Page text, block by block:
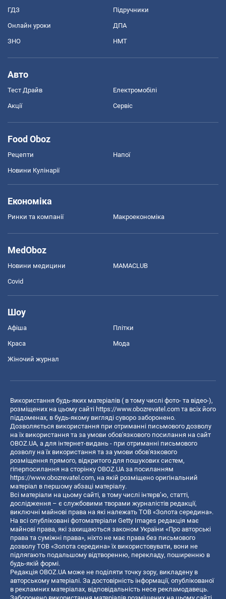
ГДЗ Підручники
Онлайн уроки ДПА
ЗНО НМТ
Авто
Тест Драйв Електромобілі
Акції Сервіс
Food Oboz
Рецепти Напої
Новини Кулінарії
Економіка
Ринки та компанії Макроекономіка
MedOboz
Новини медицини MAMACLUB
Covid
Шоу
Афіша Плітки
Краса Мода
Жіночий журнал
Використання будь-яких матеріалів ( в тому числі фото- та відео-),
розміщених на цьому сайті https://www.obozrevatel.com та всіх його
піддоменах, в будь-якому вигляді суворо заборонено.
Дозволяється використання при отриманні письмового дозволу
на їх використання та за умови обов'язкового посилання на сайт
OBOZ.UA, а для інтернет-видань - при отриманні письмового
дозволу на їх використання та за умови обов'язкового
розміщення прямого, відкритого для пошукових систем,
гіперпосилання на сторінку OBOZ.UA за посиланням
https://www.obozrevatel.com, на якій розміщено оригінальний
матеріал в першому абзаці матеріалу.
Всі матеріали на цьому сайті, в тому числі інтерв’ю, статті,
дослідження – є службовими творами журналістів редакції,
виключні майнові права на які належать ТОВ «Золота середина».
На всі опубліковані фотоматеріали Getty Images редакція має
майнові права, які захищаються законом України «Про авторські
права та суміжні права», ніхто не має права без письмового
дозволу ТОВ «Золота середина» їх використовувати, вони не
підлягають подальшому відтворенню, перекладу, поширенню в
будь-якій формі.
Редакція OBOZ.UA може не поділяти точку зору, викладену в
авторському матеріалі. За достовірність інформації, опублікованої
в рекламних матеріалах, відповідальність несе рекламодавець.